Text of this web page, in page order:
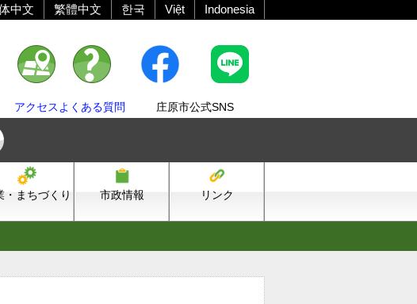
中文 繁體中文 한국 Việt Indonesia
アクセス よくある質問 庄原市公式SNS
・まちづくり 市政情報 リンク